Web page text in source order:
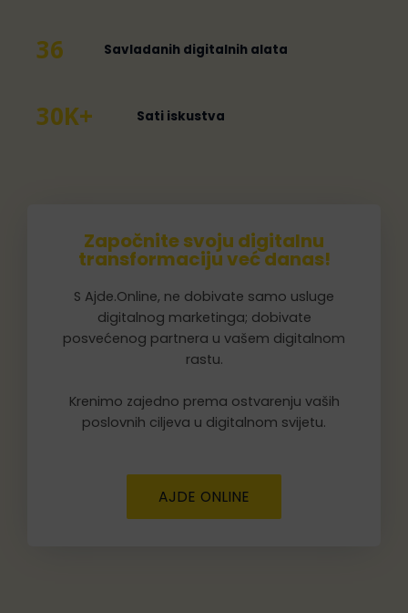
36 Savladanih digitalnih alata
30K+ Sati iskustva
Započnite svoju digitalnu
transformaciju već danas!
S Ajde.Online, ne dobivate samo usluge
digitalnog marketinga; dobivate
posvećenog partnera u vašem digitalnom
rastu.
Krenimo zajedno prema ostvarenju vaših
poslovnih ciljeva u digitalnom svijetu.
AJDE ONLINE